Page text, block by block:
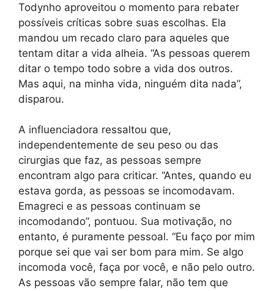
Todynho aproveitou o momento para rebater
possíveis críticas sobre suas escolhas. Ela
mandou um recado claro para aqueles que
tentam ditar a vida alheia. “As pessoas querem
ditar o tempo todo sobre a vida dos outros.
Mas aqui, na minha vida, ninguém dita nada”,
disparou.
A influenciadora ressaltou que,
independentemente de seu peso ou das
cirurgias que faz, as pessoas sempre
encontram algo para criticar. “Antes, quando eu
estava gorda, as pessoas se incomodavam.
Emagreci e as pessoas continuam se
incomodando”, pontuou. Sua motivação, no
entanto, é puramente pessoal. “Eu faço por mim
porque sei que vai ser bom para mim. Se algo
incomoda você, faça por você, e não pelo outro.
As pessoas vão sempre falar, não tem que